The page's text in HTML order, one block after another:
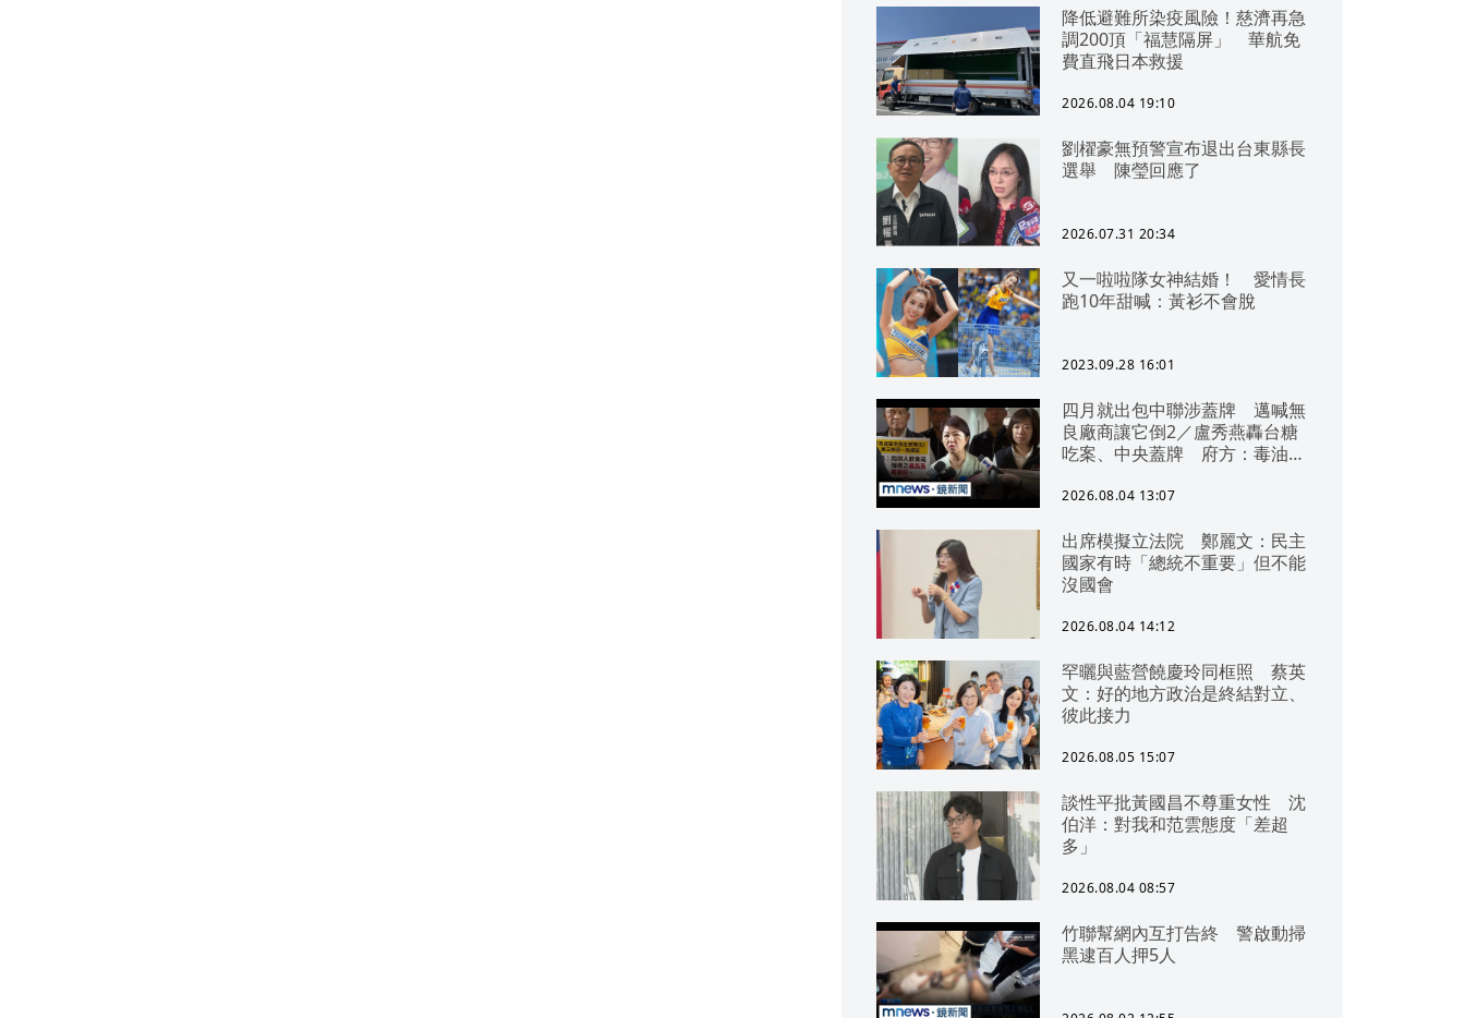
降低避難所染疫風險！慈濟再急
調200頂「福慧隔屏」 華航免
費直飛日本救援
2026.08.04 19:10
劉櫂豪無預警宣布退出台東縣長
選舉 陳瑩回應了
2026.07.31 20:34
又一啦啦隊女神結婚！ 愛情長
跑10年甜喊：黃衫不會脫
2023.09.28 16:01
四月就出包中聯涉蓋牌 邁喊無
良廠商讓它倒2／盧秀燕轟台糖
吃案、中央蓋牌 府方：毒油一
2026.08.04 13:07
出席模擬立法院 鄭麗文：民主
國家有時「總統不重要」但不能
沒國會
2026.08.04 14:12
罕曬與藍營饒慶玲同框照 蔡英
文：好的地方政治是終結對立、
彼此接力
2026.08.05 15:07
談性平批黃國昌不尊重女性 沈
伯洋：對我和范雲態度「差超
多」
2026.08.04 08:57
竹聯幫網內互打告終 警啟動掃
黑逮百人押5人